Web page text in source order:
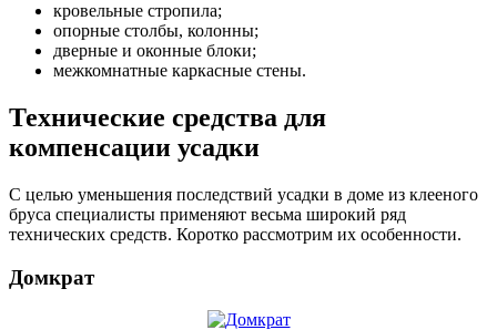
кровельные стропила;
опорные столбы, колонны;
дверные и оконные блоки;
межкомнатные каркасные стены.
Технические средства для
компенсации усадки
С целью уменьшения последствий усадки в доме из клееного
бруса специалисты применяют весьма широкий ряд
технических средств. Коротко рассмотрим их особенности.
Домкрат